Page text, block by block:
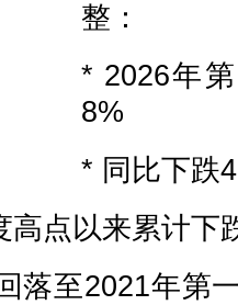
整：
* 2026年
8%
* 同比下跌
高点以来累计下
落至2021年第